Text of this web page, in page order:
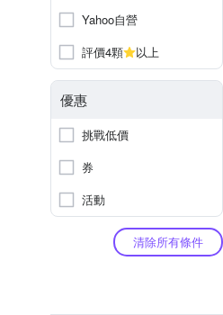
Yahoo自營
評價4顆
以上
優惠
挑戰低價
券
活動
清除所有條件